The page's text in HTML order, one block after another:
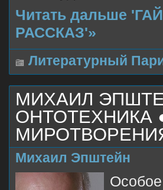
Читать дальше
РАССКАЗ'»
Литературный
МИХАИЛ
ОНТОТЕХНИКА
Михаил Эпштейн